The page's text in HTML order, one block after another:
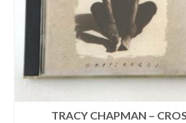
TRACY CHAPMAN –